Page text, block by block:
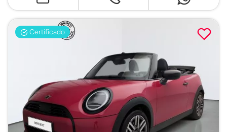
Certificado